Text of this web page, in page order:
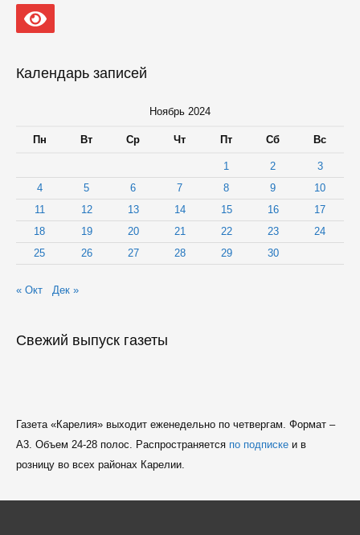
Календарь записей
Ноябрь 2024
Пн Вт Ср Чт Пт Сб Вс
1 2
3
4
5 6 7 8 9
10
11
12 13 14 15 16
17
18
19 20 21 22 23
24
25
26 27 28 29 30
« Окт Дек »
Свежий выпуск газеты
Газета «Карелия» выходит еженедельно по четвергам. Формат –
A3. Объем 24-28 полос. Распространяется по подпискеи в
розницу во всех районах Карелии.